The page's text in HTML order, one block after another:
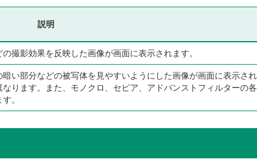
説明
撮影効果を反映した画像が画面に表示されます。
い部分などの被写体を見やすいようにした画像が画面に表示さ
ります。また、モノクロ、セピア、アドバンストフィルターの
。